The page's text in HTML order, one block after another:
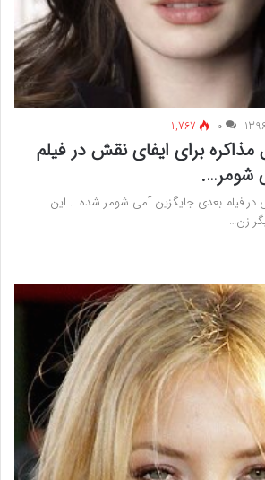
۰ 1,767
مذاکره برای ایفای نقش در فیلم
شومر….
در فیلم بعدی جایگزین آمی شومر شده…. این
زن…